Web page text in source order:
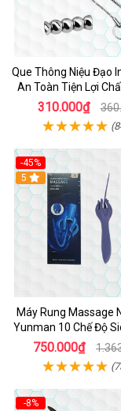
Que Thông Niệu Đạo
An Toàn Tiện Lợi
Cao
310.000₫
-45%
Hot
5
Máy Rung Massage
Yunman 10 Chế Độ
Thư Giãn
750.000₫
-8%